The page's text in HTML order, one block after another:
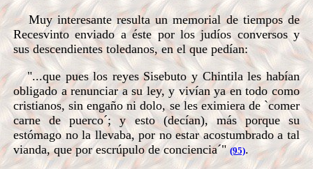
Muy interesante resulta un memorial de tiempos de
Recesvinto enviado a éste por los judíos conversos y
sus descendientes toledanos, en el que pedían:
"...que pues los reyes Sisebuto y Chintila les habían
obligado a renunciar a su ley, y vivían ya en todo como
cristianos, sin engaño ni dolo, se les eximiera de `comer
carne de puerco´; y esto (decían), más porque su
estómago no la llevaba, por no estar acostumbrado a tal
vianda, que por escrúpulo de conciencia´"(95).